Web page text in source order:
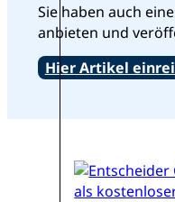
Sie haben auch
anbieten und
Hier Artikel